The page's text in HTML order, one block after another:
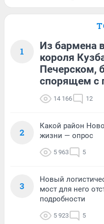
1
Из бармена
короля
Печерском,
спорящем с
14 166 12
2
Какой район
жизни — опрос
5 963 5
3
Новый
мост для него
подробности
5 923 5